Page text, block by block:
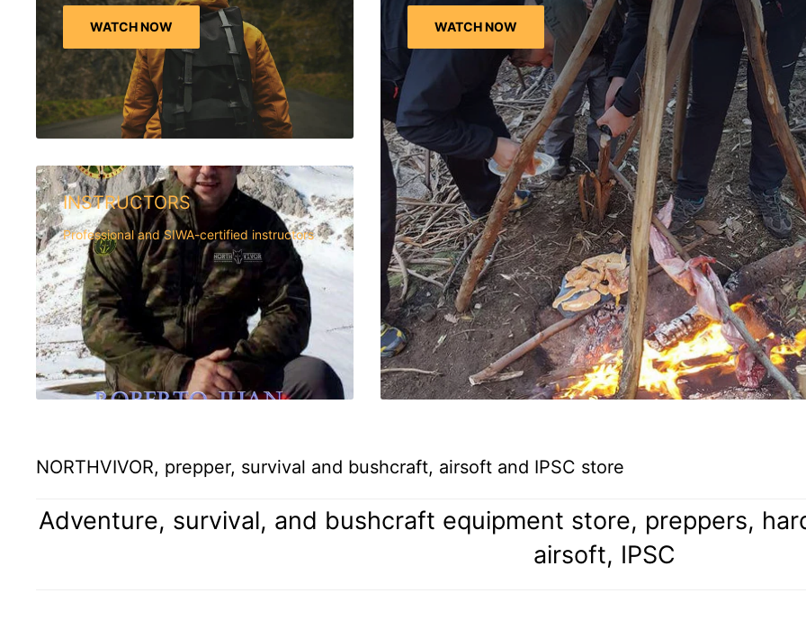
WATCH NOW
INSTRUCTORS
Professional and SIWA-certified instructors
WATCH NOW
NORTHVIVOR, prepper, survival and bushcraft, airsoft and IPSC store
Adventure, survival, and bushcraft equipment store, preppers,
airsoft, IPSC